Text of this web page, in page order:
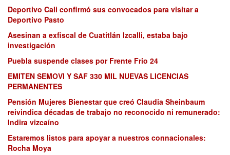
Deportivo Cali confirmó sus convocados para visitar a
Deportivo Pasto
Asesinan a exfiscal de Cuatitlán Izcalli, estaba bajo
investigación
Puebla suspende clases por Frente Frio 24
EMITEN SEMOVI Y SAF 330 MIL NUEVAS LICENCIAS
PERMANENTES
Pensión Mujeres Bienestar que creó Claudia Sheinbaum
reivindica décadas de trabajo no reconocido ni remunerado:
Indira vizcaíno
Estaremos listos para apoyar a nuestros connacionales:
Rocha Moya